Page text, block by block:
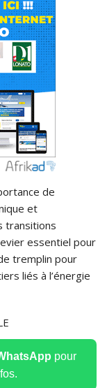
de
et
transitions
essentiel pour
tremplin pour
liés à l’énergie
pour